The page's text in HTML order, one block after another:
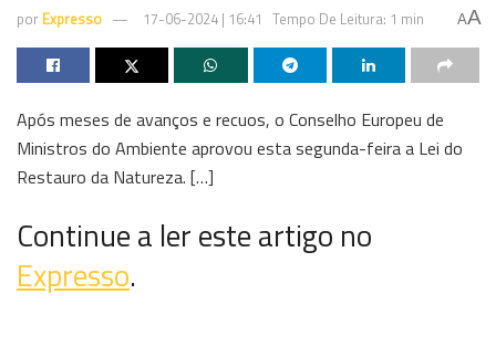
por Expresso 17-06-2024 | 16:41 Tempo De Leitura: 1 min AA
Após meses de avanços e recuos, o Conselho Europeu de
Ministros do Ambiente aprovou esta segunda-feira a Lei do
Restauro da Natureza. […]
Continue a ler este artigo no
Expresso.